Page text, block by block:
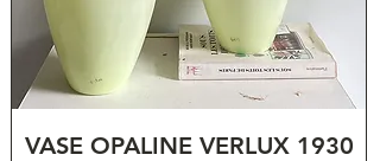
VASE OPALINE VERLUX 1930